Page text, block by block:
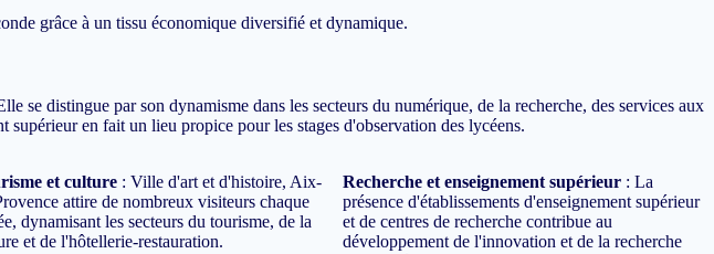
grâce à un tissu économique diversifié et dynamique.
distingue par son dynamisme dans les secteurs du numérique, de la recherche, des services aux
supérieur en fait un lieu propice pour les stages d'observation des lycéens.
et culture : Ville d'art et d'histoire, Aix-
attire de nombreux visiteurs chaque
dynamisant les secteurs du tourisme, de la
et de l'hôtellerie-restauration.
Recherche et enseignement supérieur : La
présence d'établissements d'enseignement supérieur
et de centres de recherche contribue au
développement de l'innovation et de la recherche